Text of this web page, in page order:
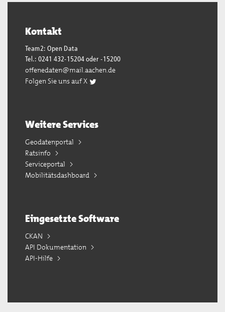
Kontakt
Team2: Open Data
Tel.: 0241 432-15204 oder -15200
offenedaten@mail.aachen.de
Folgen Sie uns auf X
Weitere Services
Geodatenportal
Ratsinfo
Serviceportal
Mobilitätsdashboard
Eingesetzte Software
CKAN
API Dokumentation
API-Hilfe